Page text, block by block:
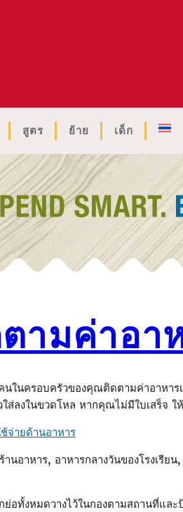
สูตร ย้าย เด็ก
ามค่าอา
ในครอบครัวของคุณติดตามค่าอาหา
ส่ลงในขวดโหล หากคุณไม่มีใบเสร็จ
จ่ายด้านอาหาร
อาหาร, อาหารกลางวันของโรงเรี
ย่อทั้งหมดวางไว้ในกองตามสถานที่